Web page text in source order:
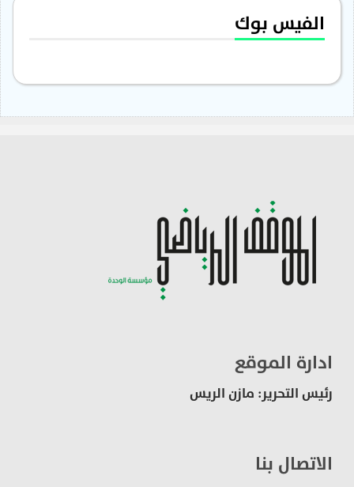
الفيس بوك
ادارة الموقع
رئيس التحرير: مازن الريس
الاتصال بنا